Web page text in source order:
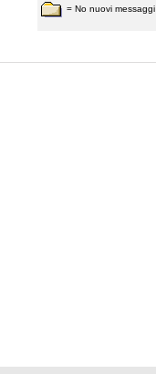
= No nuovi messaggi